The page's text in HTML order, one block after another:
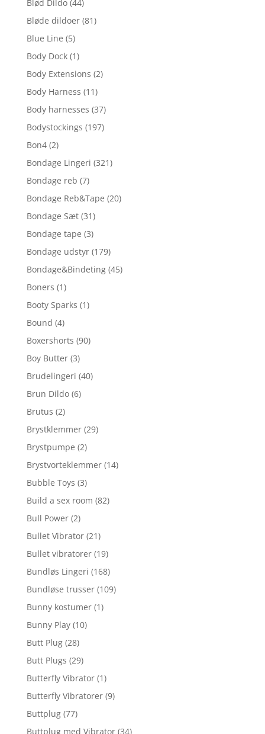
Blød Dildo (44)
Bløde dildoer (81)
Blue Line (5)
Body Dock (1)
Body Extensions (2)
Body Harness (11)
Body harnesses (37)
Bodystockings (197)
Bon4 (2)
Bondage Lingeri (321)
Bondage reb (7)
Bondage Reb&Tape (20)
Bondage Sæt (31)
Bondage tape (3)
Bondage udstyr (179)
Bondage&Bindeting (45)
Boners (1)
Booty Sparks (1)
Bound (4)
Boxershorts (90)
Boy Butter (3)
Brudelingeri (40)
Brun Dildo (6)
Brutus (2)
Brystklemmer (29)
Brystpumpe (2)
Brystvorteklemmer (14)
Bubble Toys (3)
Build a sex room (82)
Bull Power (2)
Bullet Vibrator (21)
Bullet vibratorer (19)
Bundløs Lingeri (168)
Bundløse trusser (109)
Bunny kostumer (1)
Bunny Play (10)
Butt Plug (28)
Butt Plugs (29)
Butterfly Vibrator (1)
Butterfly Vibratorer (9)
Buttplug (77)
Buttplug med Vibrator (34)